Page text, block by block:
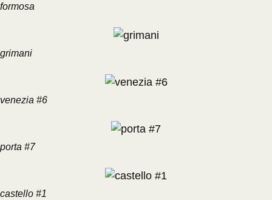
formosa
grimani
venezia #6
porta #7
castello #1